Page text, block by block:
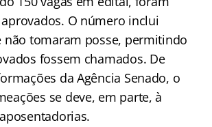
O número inclui
não tomaram posse, permitindo
fossem chamados. De
da Agência Senado, o
se deve, em parte, à